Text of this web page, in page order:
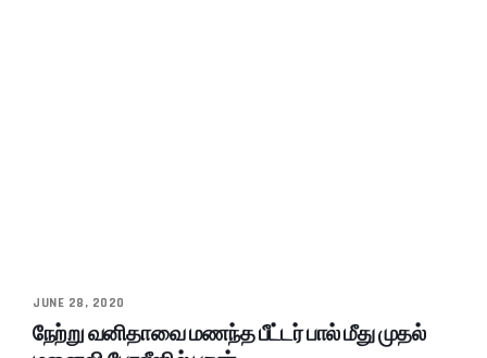
JUNE 28, 2020
நேற்று வனிதாவை மணந்த பீட்டர் பால் மீது முதல்